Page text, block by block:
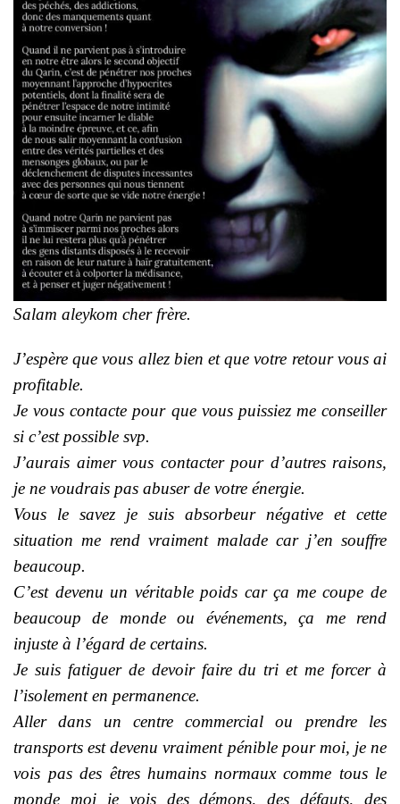
Salam aleykom cher frère.
J’espère que vous allez bien et que votre retour vous ai
profitable.
Je vous contacte pour que vous puissiez me conseiller
si c’est possible svp.
J’aurais aimer vous contacter pour d’autres raisons,
je ne voudrais pas abuser de votre énergie.
Vous le savez je suis absorbeur négative et cette
situation me rend vraiment malade car j’en souffre
beaucoup.
C’est devenu un véritable poids car ça me coupe de
beaucoup de monde ou événements, ça me rend
injuste à l’égard de certains.
Je suis fatiguer de devoir faire du tri et me forcer à
l’isolement en permanence.
Aller dans un centre commercial ou prendre les
transports est devenu vraiment pénible pour moi, je ne
vois pas des êtres humains normaux comme tous le
monde moi je vois des démons, des défauts, des